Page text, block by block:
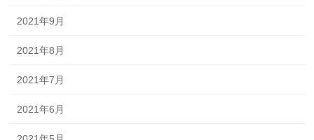
2021年9月
2021年8月
2021年7月
2021年6月